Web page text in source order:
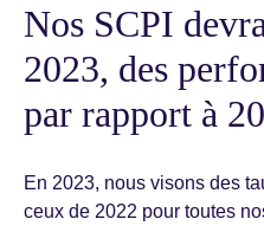
Nos SCPI
2023, des
par rapport à
En 2023, nous visons des
ceux de 2022 pour toutes